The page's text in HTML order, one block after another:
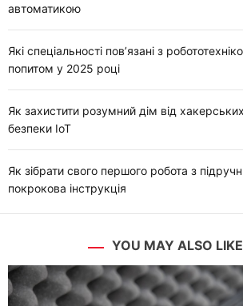
автоматикою
Які спеціальності пов’язані з
попитом у 2025 році
Як захистити розумний дім від
безпеки IoT
Як зібрати свого першого робота з
покрокова інструкція
YOU MAY ALSO